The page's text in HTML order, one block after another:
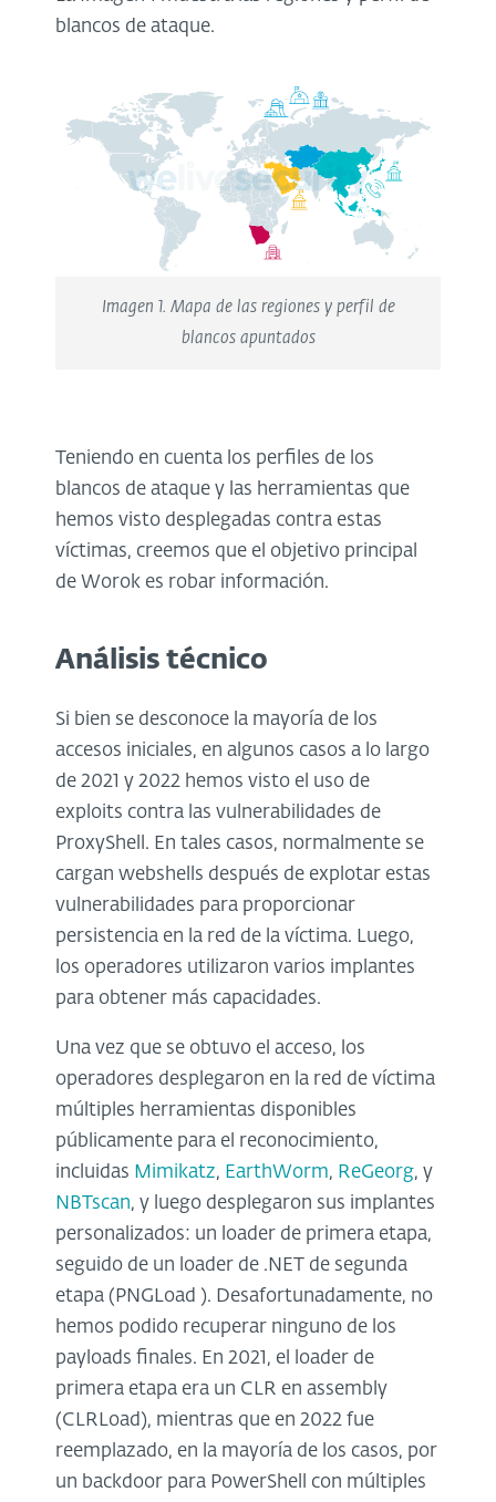
blancos de ataque.
Imagen 1. Mapa de las regiones y perfil de
blancos apuntados
Teniendo en cuenta los perfiles de los
blancos de ataque y las herramientas que
hemos visto desplegadas contra estas
víctimas, creemos que el objetivo principal
de Worok es robar información.
Análisis técnico
Si bien se desconoce la mayoría de los
accesos iniciales, en algunos casos a lo largo
de 2021 y 2022 hemos visto el uso de
exploits contra las vulnerabilidades de
ProxyShell. En tales casos, normalmente se
cargan webshells después de explotar estas
vulnerabilidades para proporcionar
persistencia en la red de la víctima. Luego,
los operadores utilizaron varios implantes
para obtener más capacidades.
Una vez que se obtuvo el acceso, los
operadores desplegaron en la red de víctima
múltiples herramientas disponibles
públicamente para el reconocimiento,
incluidas Mimikatz, EarthWorm, ReGeorg, y
NBTscan, y luego desplegaron sus implantes
personalizados: un loader de primera etapa,
seguido de un loader de .NET de segunda
etapa (PNGLoad ). Desafortunadamente, no
hemos podido recuperar ninguno de los
payloads finales. En 2021, el loader de
primera etapa era un CLR en assembly
(CLRLoad), mientras que en 2022 fue
reemplazado, en la mayoría de los casos, por
un backdoor para PowerShell con múltiples